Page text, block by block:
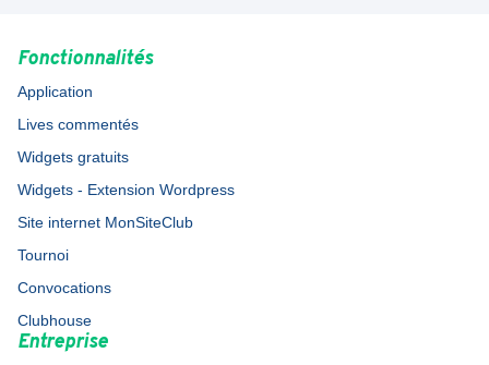
Fonctionnalités
Application
Lives commentés
Widgets gratuits
Widgets - Extension Wordpress
Site internet MonSiteClub
Tournoi
Convocations
Clubhouse
Entreprise